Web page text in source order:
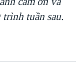
tuần sau.